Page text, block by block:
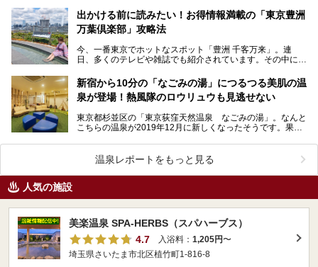
出かける前に読みたい！お得情報満載の「東京豊洲
万葉倶楽部」攻略法
今、一番東京でホットなスポット「豊洲 千客万来」。連
日、多くのテレビや雑誌でも紹介されています。その中にあ
集…
新宿から10分の「なごみの湯」につるつる美肌の温
泉が登場！熱風隊のロウリュウも見逃せない
東京都杉並区の「東京荻窪天然温泉 なごみの湯」。なんと
こちらの温泉が2019年12月に新しくなったそうです。果た
温泉レポートをもっと見る
人気の施設
美楽温泉 SPA-HERBS（スパハーブス）
4.7
入浴料： 1,205円〜
埼玉県さいたま市北区植竹町1-816-8